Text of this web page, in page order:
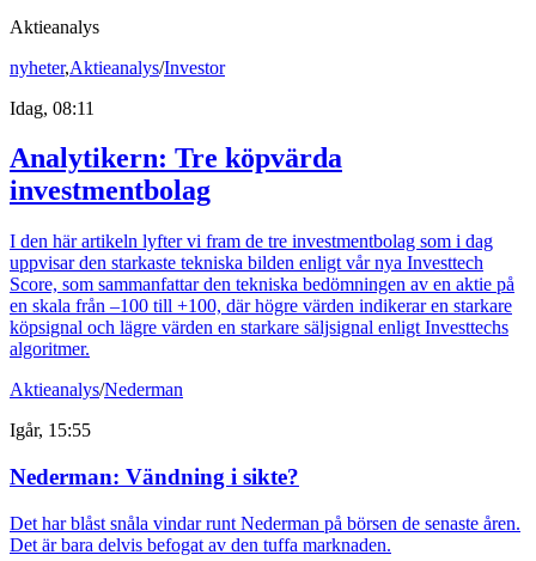
Aktieanalys
nyheter,Aktieanalys/Investor
Idag, 08:11
Analytikern: Tre köpvärda
investmentbolag
I den här artikeln lyfter vi fram de tre investmentbolag som i dag
uppvisar den starkaste tekniska bilden enligt vår nya Investtech
Score, som sammanfattar den tekniska bedömningen av en aktie på
en skala från –100 till +100, där högre värden indikerar en starkare
köpsignal och lägre värden en starkare säljsignal enligt Investtechs
algoritmer.
Aktieanalys/Nederman
Igår, 15:55
Nederman: Vändning i sikte?
Det har blåst snåla vindar runt Nederman på börsen de senaste åren.
Det är bara delvis befogat av den tuffa marknaden.